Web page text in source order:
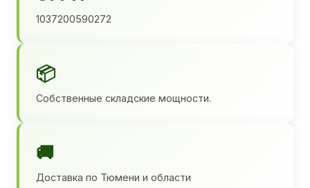
1037200590272
📦
Собственные складские мощности.
🚚
Доставка по Тюмени и области